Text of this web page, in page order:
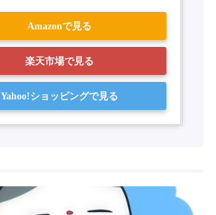
Amazonで見る
楽天市場で見る
Yahoo!ショッピングで見る